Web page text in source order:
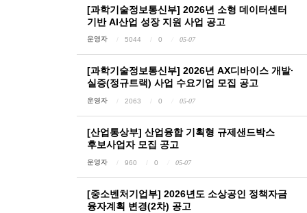
[과학기술정보통신부] 2026년 소형 데이터센터
기반 AI산업 성장 지원 사업 공고
운영자 5044 0 05-07
[과학기술정보통신부] 2026년 AX디바이스 개발·
실증(정규트랙) 사업 수요기업 모집 공고
운영자 2063 0 05-07
[산업통상부] 산업융합 기획형 규제샌드박스
후보사업자 모집 공고
운영자 960 0 05-07
[중소벤처기업부] 2026년도 소상공인 정책자금
융자계획 변경(2차) 공고